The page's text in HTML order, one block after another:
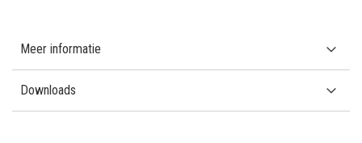
Meer informatie
Downloads